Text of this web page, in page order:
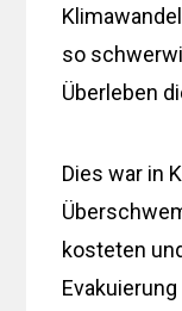
so
Überleben
Dies war in
kosteten